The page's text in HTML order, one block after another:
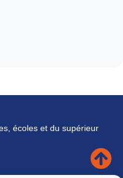
écoles et du supérieur